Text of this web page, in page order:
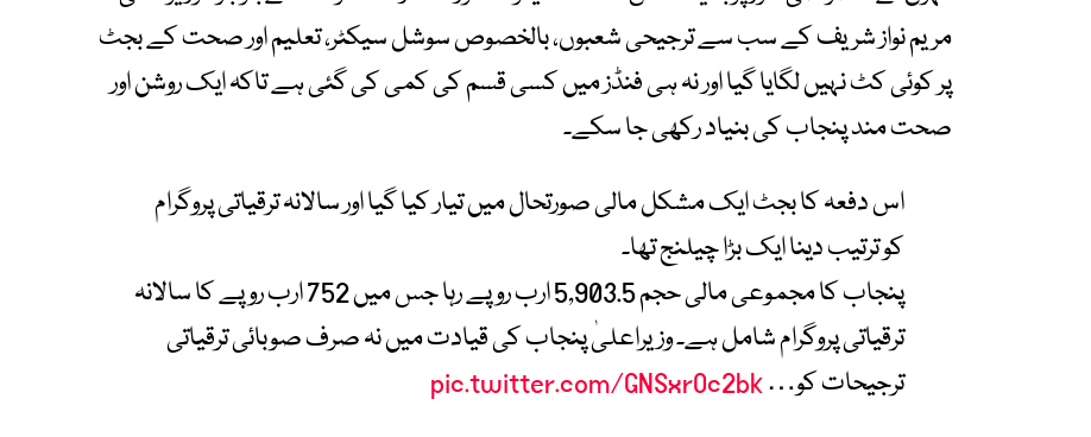
مریم نواز شریف کے سب سے ترجیحی شعبوں، بالخصوص سوشل سیکٹر، تعلیم اور صحت کے بجٹ
پر کوئی کٹ نہیں لگایا گیا اور نہ ہی فنڈز میں کسی قسم کی کمی کی گئی ہے تاکہ ایک روشن اور
صحت مند پنجاب کی بنیاد رکھی جا سکے۔
اس دفعہ کا بجٹ ایک مشکل مالی صورتحال میں تیار کیا گیا اور سالانہ ترقیاتی پروگرام
کو ترتیب دینا ایک بڑا چیلنج تھا۔
پنجاب کا مجموعی مالی حجم 5,903.5 ارب روپے رہا جس میں 752 ارب روپے کا سالانہ
ترقیاتی پروگرام شامل ہے۔ وزیراعلیٰ پنجاب کی قیادت میں نہ صرف صوبائی ترقیاتی
ترجیحات کو…pic.twitter.com/GNSxrOc2bk